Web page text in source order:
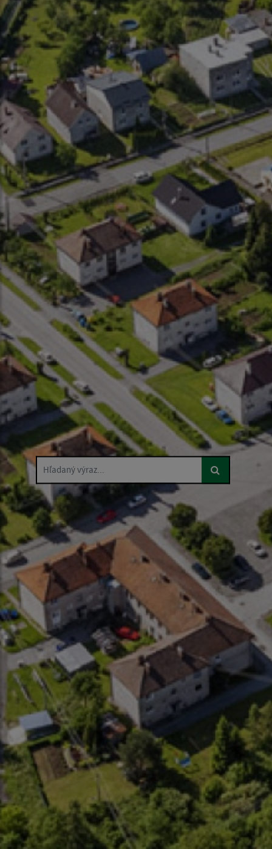
Hľadaný výraz...